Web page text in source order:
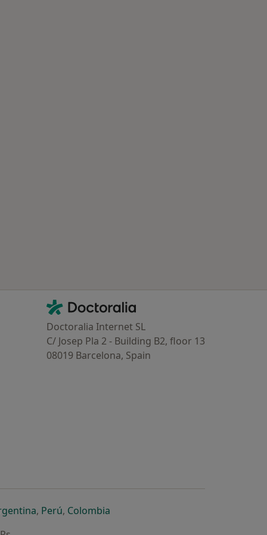
Contacto
Doctoralia - Homepage
Doctoralia Internet SL
C/ Josep Pla 2 - Building B2, floor 13
08019 Barcelona, Spain
separador
num novo separador
abre num novo separador
, Perúabre num novo separador
, Colombiaabre num novo separador